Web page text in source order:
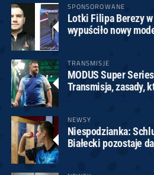
SPONSOROWANE
Lotki Filipa Berezy
wypuściło nowy
TRANSMISJE
MODUS Super
Transmisja, zasady,
NEWSY
Niespodzianka:
Białecki pozostaje